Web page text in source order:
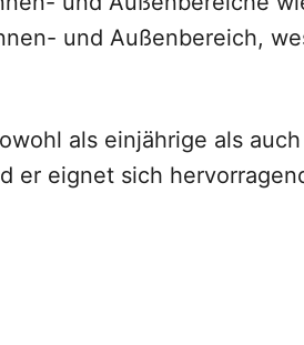
und Außenbereich,
als einjährige als
er eignet sich